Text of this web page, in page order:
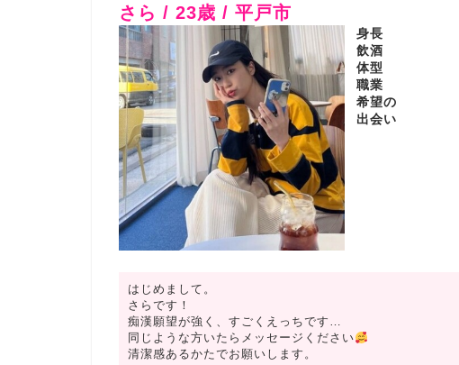
さら / 23歳 / 平戸市
身長
飲酒
体型
職業
希望の
出会い
はじめまして。
さらです！
痴漢願望が強く、すごくえっちです…
同じような方いたらメッセージください
清潔感あるかたでお願いします。